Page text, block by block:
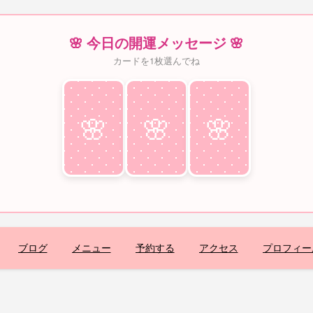
🌸 今日の開運メッセージ 🌸
カードを1枚選んでね
🌸
♥ 🌸
♥ 🌸
♥
ブログ メニュー 予約する アクセス プロフィ